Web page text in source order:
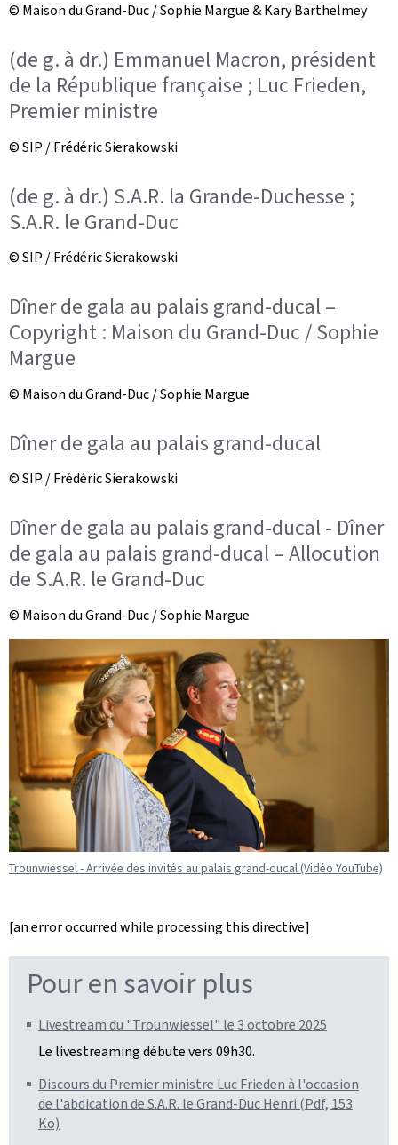
© Maison du Grand-Duc / Sophie Margue & Kary Barthelmey
(de g. à dr.) Emmanuel Macron, président
de la République française ; Luc Frieden,
Premier ministre
© SIP / Frédéric Sierakowski
(de g. à dr.) S.A.R. la Grande-Duchesse ;
S.A.R. le Grand-Duc
© SIP / Frédéric Sierakowski
Dîner de gala au palais grand-ducal –
Copyright : Maison du Grand-Duc / Sophie
Margue
© Maison du Grand-Duc / Sophie Margue
Dîner de gala au palais grand-ducal
© SIP / Frédéric Sierakowski
Dîner de gala au palais grand-ducal - Dîner
de gala au palais grand-ducal – Allocution
de S.A.R. le Grand-Duc
© Maison du Grand-Duc / Sophie Margue
Trounwiessel - Arrivée des invités au palais grand-ducal (Vidéo YouTube)
[an error occurred while processing this directive]
Pour en savoir plus
Livestream du "Trounwiessel" le 3 octobre 2025
Le livestreaming débute vers 09h30.
Discours du Premier ministre Luc Frieden à l'occasion
de l'abdication de S.A.R. le Grand-Duc Henri (Pdf, 153
Ko)